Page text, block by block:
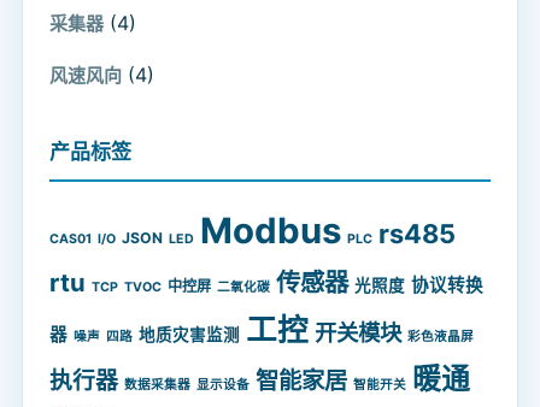
采集器 (4)
风速风向 (4)
产品标签
CAS01 I/O JSON LED Modbus PLC rs485
rtu TCP TVOC 中控屏 二氧化碳 传感器 光照度 协议转换
器 噪声 四路 地质灾害监测 工控 开关模块 彩色液晶屏
执行器 数据采集器 显示设备 智能家居 智能开关 暖通